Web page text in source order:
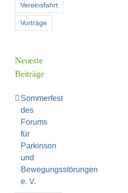
Vereinsfahrt
Vorträge
Neueste
Beiträge
Sommerfest
des
Forums
für
Parkinson
und
Bewegungsstörungen
e. V.